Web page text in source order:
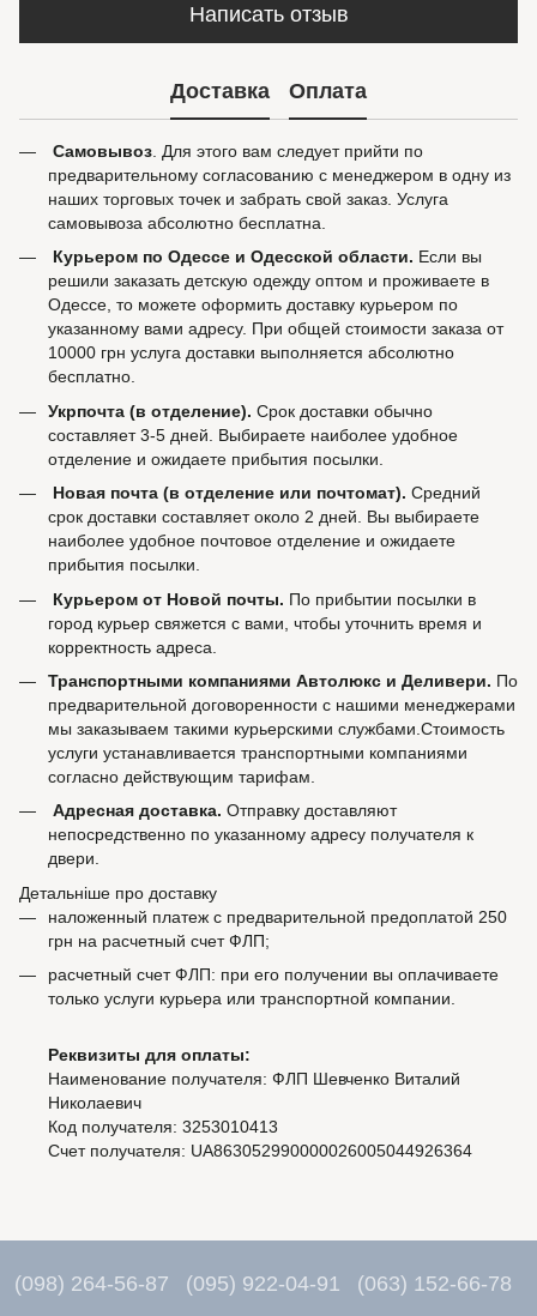
Написать отзыв
Доставка Оплата
Самовывоз . Для этого вам следует прийти по
предварительному согласованию с менеджером в одну из
наших торговых точек и забрать свой заказ. Услуга
самовывоза абсолютно бесплатна.
Курьером по Одессе и Одесской области. Если вы
решили заказать детскую одежду оптом и проживаете в
Одессе, то можете оформить доставку курьером по
указанному вами адресу. При общей стоимости заказа от
10000 грн услуга доставки выполняется абсолютно
бесплатно.
Укрпочта (в отделение). Срок доставки обычно
составляет 3-5 дней. Выбираете наиболее удобное
отделение и ожидаете прибытия посылки.
Новая почта (в отделение или почтомат). Средний
срок доставки составляет около 2 дней. Вы выбираете
наиболее удобное почтовое отделение и ожидаете
прибытия посылки.
Курьером от Новой почты. По прибытии посылки в
город курьер свяжется с вами, чтобы уточнить время и
корректность адреса.
Транспортными компаниями Автолюкс и Деливери. По
предварительной договоренности с нашими менеджерами
мы заказываем такими курьерскими службами.Стоимость
услуги устанавливается транспортными компаниями
согласно действующим тарифам.
Адресная доставка. Отправку доставляют
непосредственно по указанному адресу получателя к
двери.
Детальніше про доставку
наложенный платеж с предварительной предоплатой 250
грн на расчетный счет ФЛП;
расчетный счет ФЛП: при его получении вы оплачиваете
только услуги курьера или транспортной компании.
Реквизиты для оплаты:
Наименование получателя: ФЛП Шевченко Виталий
Николаевич
Код получателя: 3253010413
Счет получателя: UA863052990000026005044926364
(098) 264-56-87 (095) 922-04-91 (063) 152-66-78